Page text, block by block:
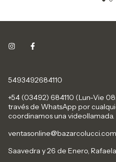
5493492684110
+54 (03492) 684110 (Lun-Vie
través de WhatsApp por
coordinamos una videollamada.
Saavedra y 26 de Enero,